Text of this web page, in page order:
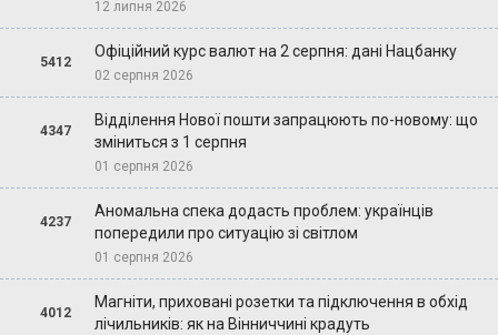
12 липня 2026
5412
Офіційний курс валют на 2 серпня: дані Нацбанку
02 серпня 2026
4347
Відділення Нової пошти запрацюють по-новому: що
зміниться з 1 серпня
01 серпня 2026
4237
Аномальна спека додасть проблем: українців
попередили про ситуацію зі світлом
01 серпня 2026
4012
Магніти, приховані розетки та підключення в обхід
лічильників: як на Вінниччині крадуть